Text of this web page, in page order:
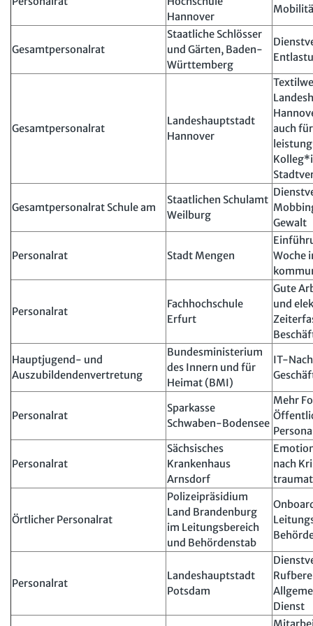
Hannover
Gesamtpersonalrat
Staatliche Schlösser
und Gärten, Baden-
Württemberg
Gesamtpersonalrat
Landeshauptstadt
Hannover
auch für
Gesamtpersonalrat Schule am
Staatlichen Schulamt
Weilburg
Gewalt
Personalrat Stadt Mengen
Woche
Personalrat
Fachhochschule
Erfurt
Gute
und
Hauptjugend- und
Auszubildendenvertretung
Bundesministerium
des Innern und für
Heimat (BMI)
IT-
Personalrat
Sparkasse
Schwaben-Bodensee
Mehr
Personalrat
Sächsisches
Krankenhaus
Arnsdorf
nach
Örtlicher Personalrat
Polizeipräsidium
Land Brandenburg
im Leitungsbereich
und Behördenstab
Personalrat
Landeshauptstadt
Potsdam
Dienst